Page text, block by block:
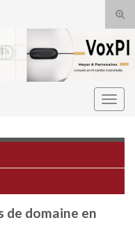
de domaine en